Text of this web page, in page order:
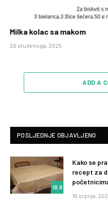
Milka kolac sa makom
26 studenoga, 2025
ADD A
POSLJEDNJE OBJAVLJENO
10.0
Kako se
recept za
16 srpnja,